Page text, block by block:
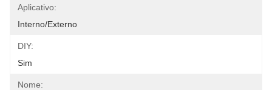
Aplicativo:
Interno/externo
DIY:
Sim
Nome: